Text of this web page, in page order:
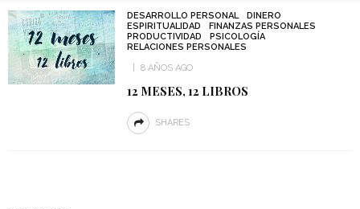
DESARROLLO PERSONAL
DINERO
ESPIRITUALIDAD
FINANZAS PERSONALES
PRODUCTIVIDAD
PSICOLOGÍA
RELACIONES PERSONALES
8 AÑOS AGO
12 MESES, 12 LIBROS
SHARES